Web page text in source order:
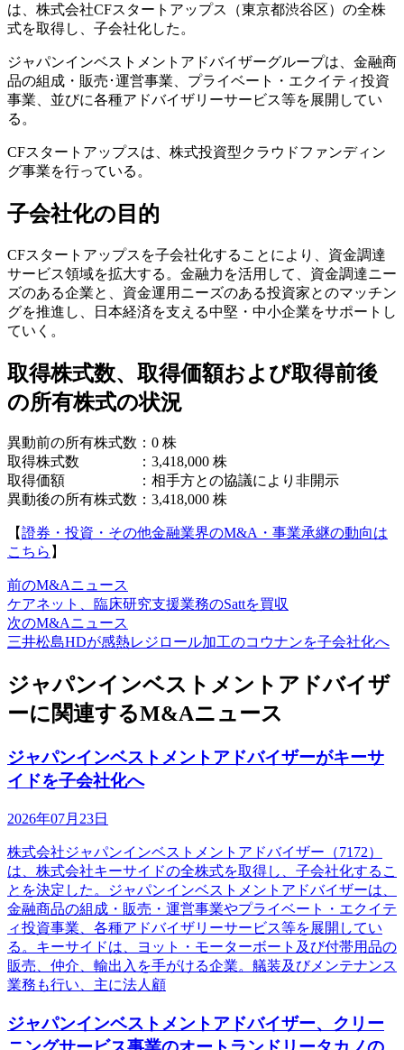
は、株式会社CFスタートアップス（東京都渋谷区）の全株
式を取得し、子会社化した。
ジャパンインベストメントアドバイザーグループは、金融商
品の組成・販売･運営事業、プライベート・エクイティ投資
事業、並びに各種アドバイザリーサービス等を展開してい
る。
CFスタートアップスは、株式投資型クラウドファンディン
グ事業を行っている。
子会社化の目的
CFスタートアップスを子会社化することにより、資金調達
サービス領域を拡大する。金融力を活用して、資金調達ニー
ズのある企業と、資金運用ニーズのある投資家とのマッチン
グを推進し、日本経済を支える中堅・中小企業をサポートし
ていく。
取得株式数、取得価額および取得前後
の所有株式の状況
異動前の所有株式数：0 株
取得株式数 ：3,418,000 株
取得価額 ：相手方との協議により非開示
異動後の所有株式数：3,418,000 株
【證券・投資・その他金融業界のM&A・事業承継の動向は
こちら 】
前のM&Aニュース
ケアネット、臨床研究支援業務のSattを買収
次のM&Aニュース
三井松島HDが感熱レジロール加工のコウナンを子会社化へ
ジャパンインベストメントアドバイザ
ーに関連するM&Aニュース
ジャパンインベストメントアドバイザーがキーサ
イドを子会社化へ
2026年07月23日
株式会社ジャパンインベストメントアドバイザー（7172）
は、株式会社キーサイドの全株式を取得し、子会社化するこ
とを決定した。ジャパンインベストメントアドバイザーは、
金融商品の組成・販売・運営事業やプライベート・エクイテ
ィ投資事業、各種アドバイザリーサービス等を展開してい
る。キーサイドは、ヨット・モーターボート及び付帯用品の
販売、仲介、輸出入を手がける企業。艤装及びメンテナンス
業務も行い、主に法人顧
ジャパンインベストメントアドバイザー、クリー